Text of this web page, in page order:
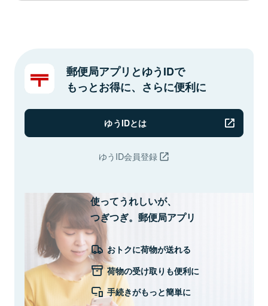
郵便局アプリとゆうIDで
もっとお得に、さらに便利に
ゆうIDとは
ゆうID会員登録
使ってうれしいが、
つぎつぎ。郵便局アプリ
おトクに荷物が送れる
荷物の受け取りも便利に
手続きがもっと簡単に